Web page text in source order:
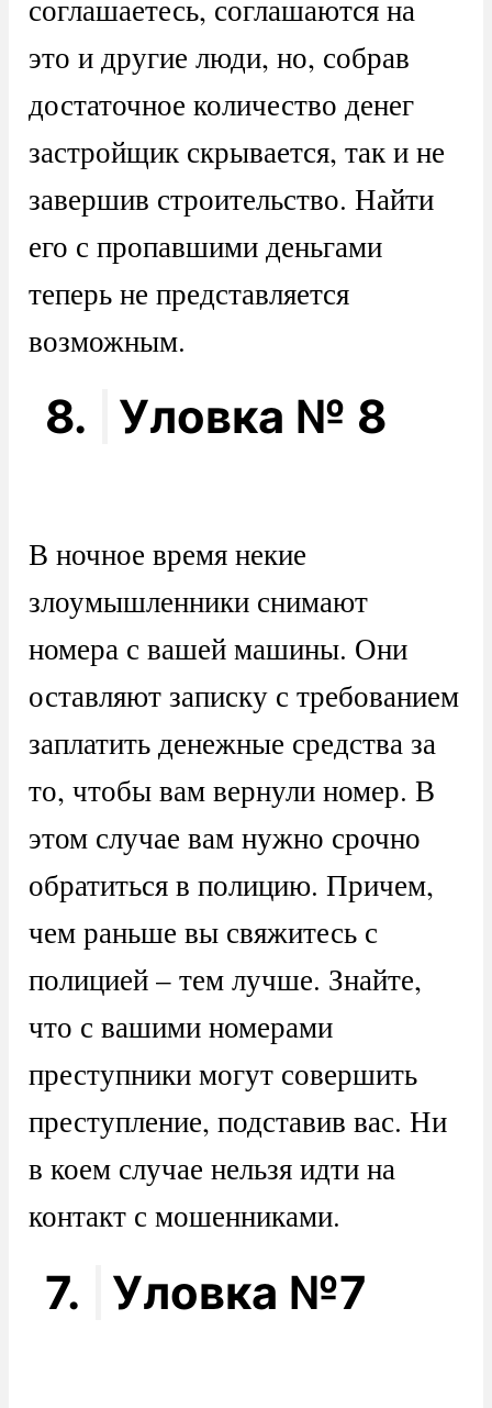
соглашаетесь, соглашаются на
это и другие люди, но, собрав
достаточное количество денег
застройщик скрывается, так и не
завершив строительство. Найти
его с пропавшими деньгами
теперь не представляется
возможным.
8. Уловка № 8
В ночное время некие
злоумышленники снимают
номера с вашей машины. Они
оставляют записку с требованием
заплатить денежные средства за
то, чтобы вам вернули номер. В
этом случае вам нужно срочно
обратиться в полицию. Причем,
чем раньше вы свяжитесь с
полицией – тем лучше. Знайте,
что с вашими номерами
преступники могут совершить
преступление, подставив вас. Ни
в коем случае нельзя идти на
контакт с мошенниками.
7. Уловка №7